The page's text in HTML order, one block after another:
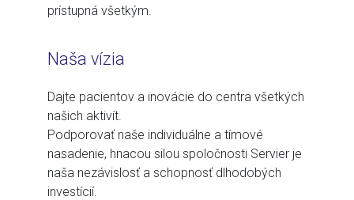
prístupná všetkým.
Naša vízia
Dajte pacientov a inovácie do centra všetkých
našich aktivít.
Podporovať naše individuálne a tímové
nasadenie, hnacou silou spoločnosti Servier je
naša nezávislosť a schopnosť dlhodobých
investícií.